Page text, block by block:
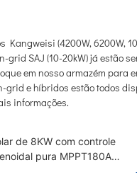
Kangweisi (4200W, 6200W,
grid SAJ (10-20kW) já estão
em nosso armazém para
grid e híbridos estão todos
informações.
de 8KW com controle
pura MPPT180A